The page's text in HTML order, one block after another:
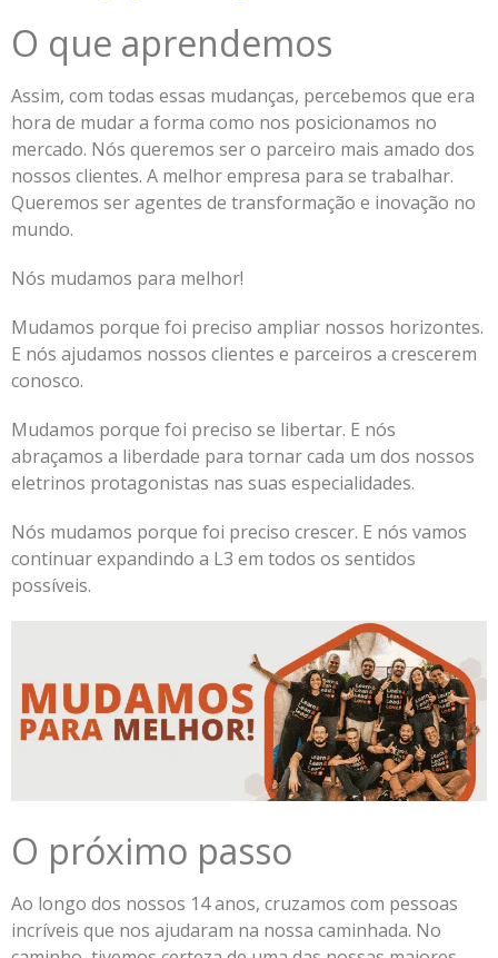
O que aprendemos
Assim, com todas essas mudanças, percebemos que era
hora de mudar a forma como nos posicionamos no
mercado. Nós queremos ser o parceiro mais amado dos
nossos clientes. A melhor empresa para se trabalhar.
Queremos ser agentes de transformação e inovação no
mundo.
Nós mudamos para melhor!
Mudamos porque foi preciso ampliar nossos horizontes.
E nós ajudamos nossos clientes e parceiros a crescerem
conosco.
Mudamos porque foi preciso se libertar. E nós
abraçamos a liberdade para tornar cada um dos nossos
eletrinos protagonistas nas suas especialidades.
Nós mudamos porque foi preciso crescer. E nós vamos
continuar expandindo a L3 em todos os sentidos
possíveis.
O próximo passo
Ao longo dos nossos 14 anos, cruzamos com pessoas
incríveis que nos ajudaram na nossa caminhada. No